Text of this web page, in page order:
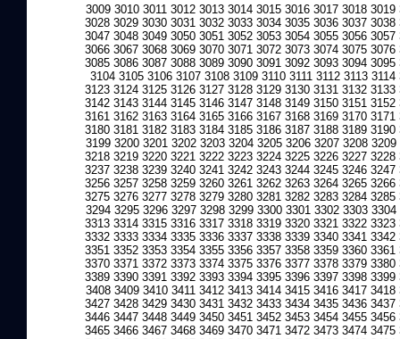
3009 3010 3011 3012 3013 3014 3015 3016 3017 3018 3019
3028 3029 3030 3031 3032 3033 3034 3035 3036 3037 3038
3047 3048 3049 3050 3051 3052 3053 3054 3055 3056 3057
3066 3067 3068 3069 3070 3071 3072 3073 3074 3075 3076
3085 3086 3087 3088 3089 3090 3091 3092 3093 3094 3095
3104 3105 3106 3107 3108 3109 3110 3111 3112 3113 3114
3123 3124 3125 3126 3127 3128 3129 3130 3131 3132 3133
3142 3143 3144 3145 3146 3147 3148 3149 3150 3151 3152
3161 3162 3163 3164 3165 3166 3167 3168 3169 3170 3171
3180 3181 3182 3183 3184 3185 3186 3187 3188 3189 3190
3199 3200 3201 3202 3203 3204 3205 3206 3207 3208 3209
3218 3219 3220 3221 3222 3223 3224 3225 3226 3227 3228
3237 3238 3239 3240 3241 3242 3243 3244 3245 3246 3247
3256 3257 3258 3259 3260 3261 3262 3263 3264 3265 3266
3275 3276 3277 3278 3279 3280 3281 3282 3283 3284 3285
3294 3295 3296 3297 3298 3299 3300 3301 3302 3303 3304
3313 3314 3315 3316 3317 3318 3319 3320 3321 3322 3323
3332 3333 3334 3335 3336 3337 3338 3339 3340 3341 3342
3351 3352 3353 3354 3355 3356 3357 3358 3359 3360 3361
3370 3371 3372 3373 3374 3375 3376 3377 3378 3379 3380
3389 3390 3391 3392 3393 3394 3395 3396 3397 3398 3399
3408 3409 3410 3411 3412 3413 3414 3415 3416 3417 3418
3427 3428 3429 3430 3431 3432 3433 3434 3435 3436 3437
3446 3447 3448 3449 3450 3451 3452 3453 3454 3455 3456
3465 3466 3467 3468 3469 3470 3471 3472 3473 3474 3475